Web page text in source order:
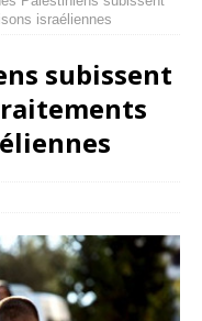
israéliennes
subissent